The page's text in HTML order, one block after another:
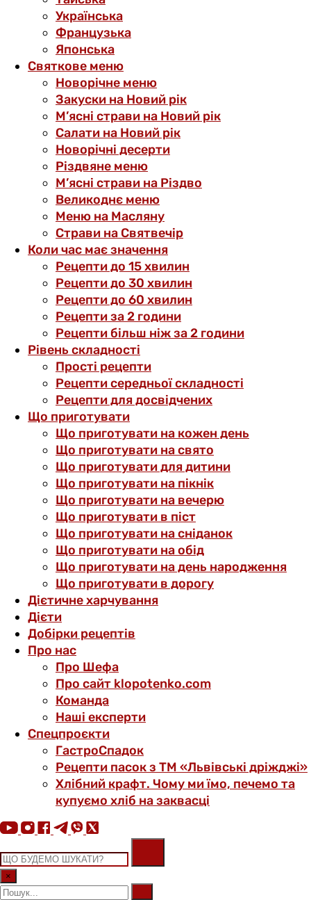
Українська
Французька
Японська
Святкове меню
Новорічне меню
Закуски на Новий рік
М’ясні страви на Новий рік
Салати на Новий рік
Новорічні десерти
Різдвяне меню
М’ясні страви на Різдво
Великоднє меню
Меню на Масляну
Страви на Святвечір
Коли час має значення
Рецепти до 15 хвилин
Рецепти до 30 хвилин
Рецепти до 60 хвилин
Рецепти за 2 години
Рецепти більш ніж за 2 години
Рівень складності
Прості рецепти
Рецепти середньої складності
Рецепти для досвідчених
Що приготувати
Що приготувати на кожен день
Що приготувати на свято
Що приготувати для дитини
Що приготувати на пікнік
Що приготувати на вечерю
Що приготувати в піст
Що приготувати на сніданок
Що приготувати на обід
Що приготувати на день народження
Що приготувати в дорогу
Дієтичне харчування
Дієти
Добірки рецептів
Про нас
Про Шефа
Про сайт klopotenko.com
Команда
Наші експерти
Спецпроєкти
ГастроСпадок
Рецепти пасок з ТМ «Львівські дріжджі»
Хлібний крафт. Чому ми їмо, печемо та
купуємо хліб на заквасці
×